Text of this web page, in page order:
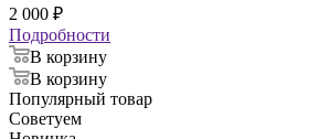
2 000 ₽
Подробности
В корзину
В корзину
Популярный товар
Советуем